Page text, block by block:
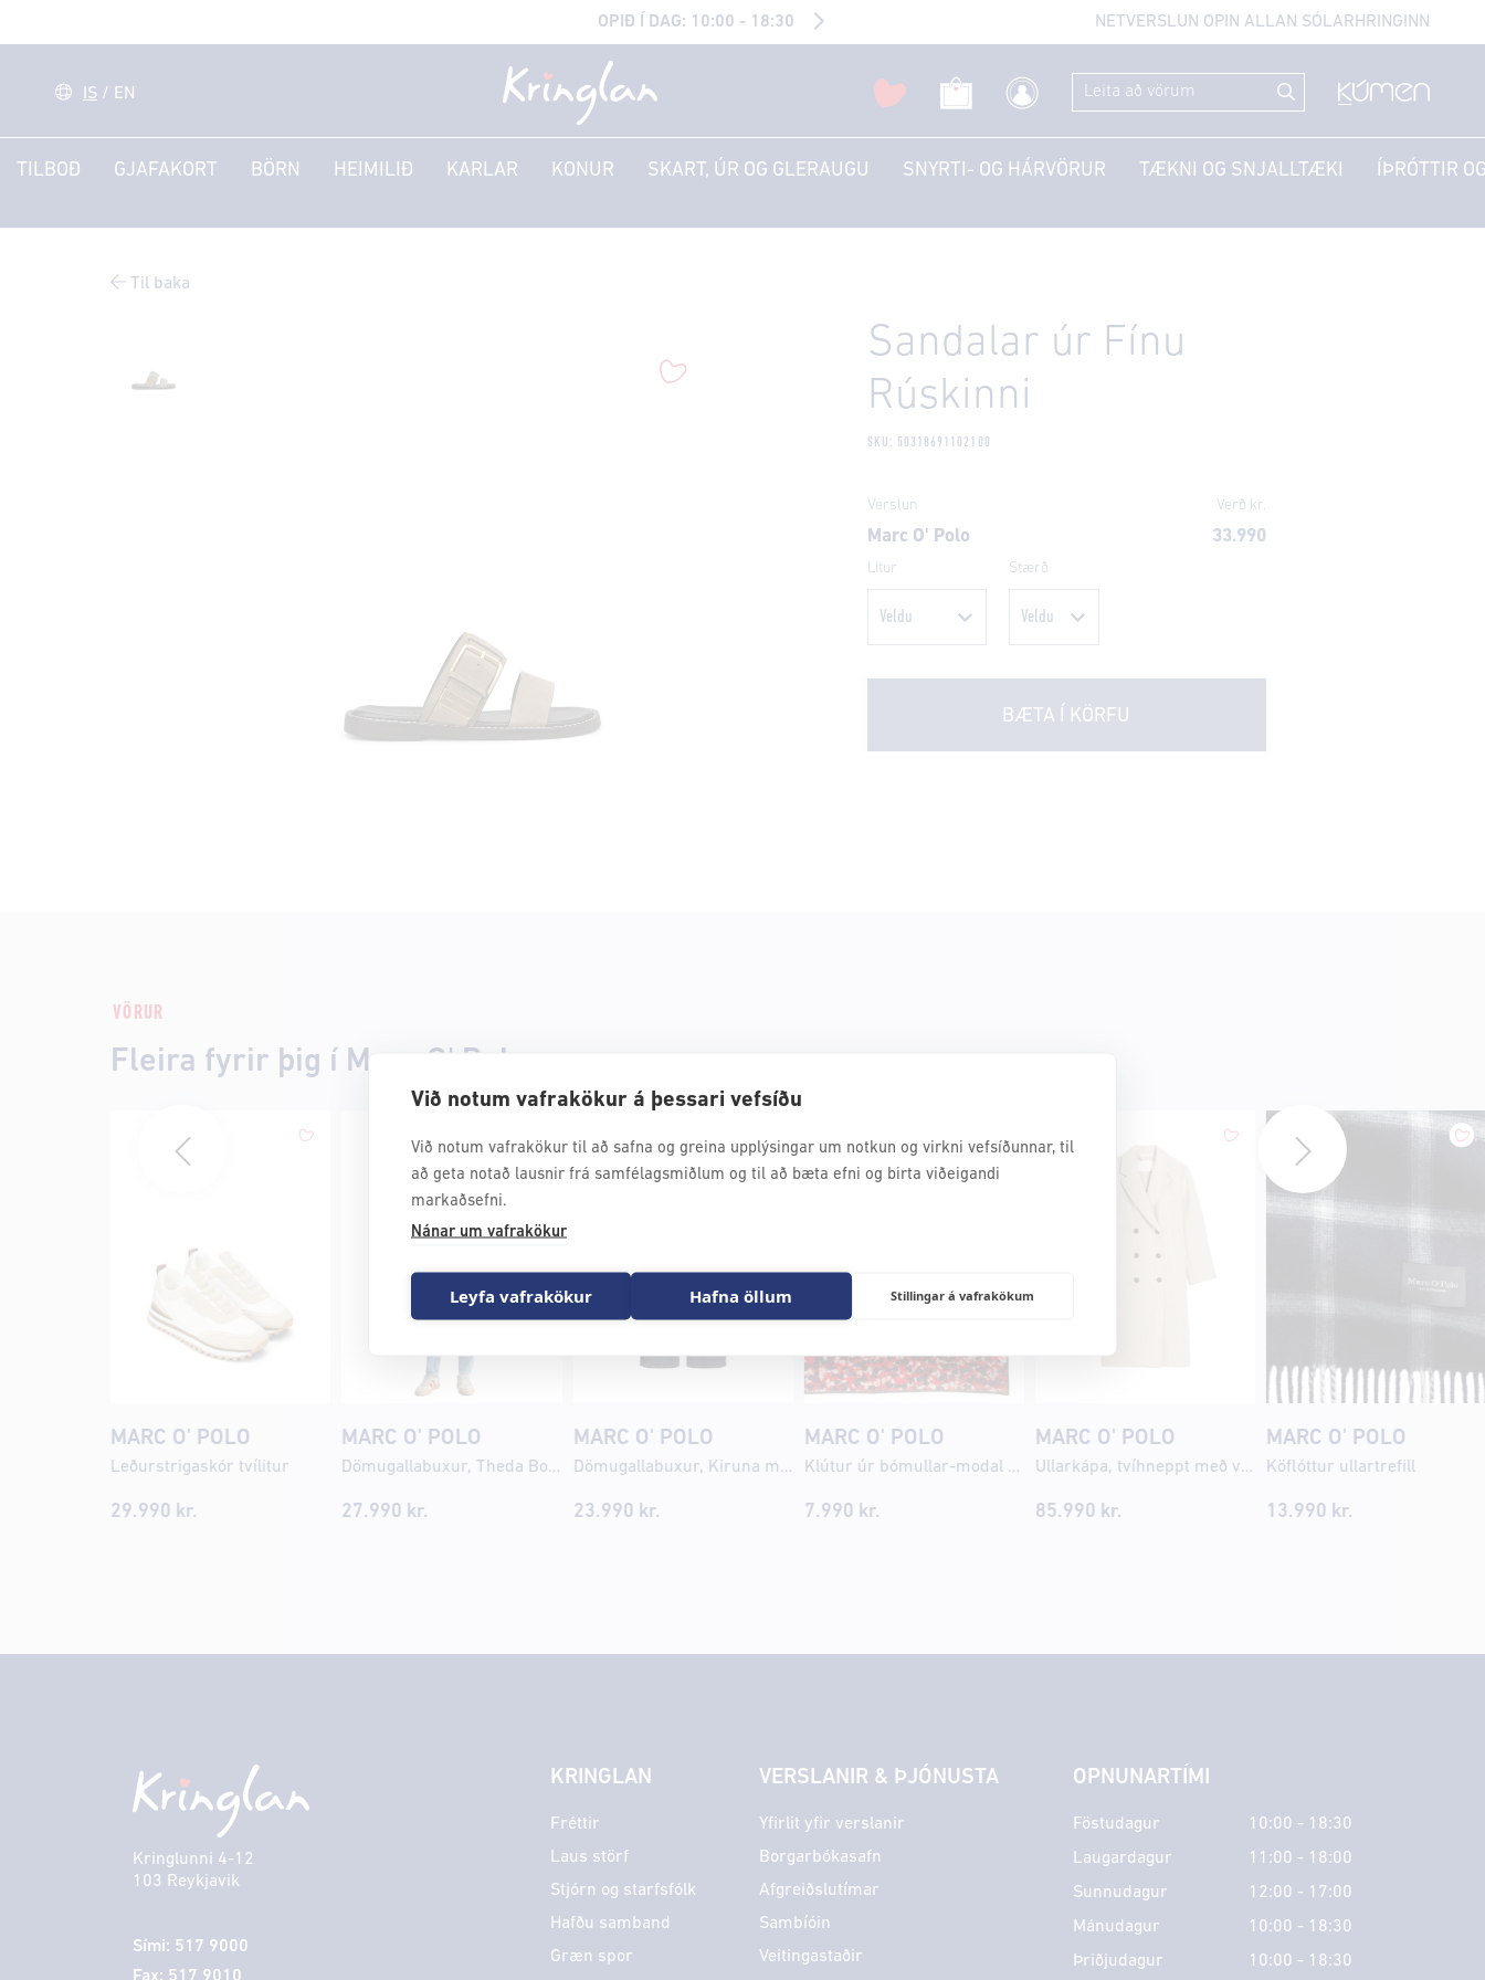
Við notum vafrakökur á þessari vefsíðu
Við notum vafrakökur til að safna og greina upplýsingar um notkun og virkni vefsíðunnar, til
að geta notað lausnir frá samfélagsmiðlum og til að bæta efni og birta viðeigandi
markaðsefni.
Nánar um vafrakökur
Leyfa vafrakökur Hafna öllum Stillingar á vafrakökum
OPIÐ Í DAG: 10:00 - 18:30 NETVERSLUN OPIN ALLAN SÓLARHRINGINN
IS / EN
TILBOÐ GJAFAKORT BÖRN HEIMILIÐ KARLAR KONUR SKART, ÚR OG GLERAUGU SNYRTI- OG HÁRVÖRUR TÆKNI OG SNJALLTÆKI ÍÞRÓTTIR
Til baka
Sandalar úr Fínu
Rúskinni
SKU: 50318691102100
Verslun Verð kr.
Marc O' Polo 33.990
Litur Stærð
BÆTA Í KÖRFU
VÖRUR
Fleira fyrir þig í Marc O' Polo
MARC O' POLO
Leðurstrigaskór tvílitur
29.990 kr.
MARC O' POLO
Dömugallabuxur, Theda Boyfriend fit, cropped sídd
27.990 kr.
MARC O' POLO
Dömugallabuxur, Kiruna með útvíðar skálmar, hátt mitti, regular sídd
23.990 kr.
MARC O' POLO
Klútur úr bómullar-modal blöndu, ýmis mynstur
7.990 kr.
MARC O' POLO
Ullarkápa, tvíhneppt með vösum
85.990 kr.
MARC O' POLO
Köflóttur ullartrefill
13.990 kr.
Kringlunni 4-12
103 Reykjavik
Sími: 517 9000
Fax: 517 9010
KRINGLAN
Fréttir
Laus störf
Stjórn og starfsfólk
Hafðu samband
Græn spor
VERSLANIR & ÞJÓNUSTA
Yfirlit yfir verslanir
Borgarbókasafn
Afgreiðslutímar
Sambíóin
Veitingastaðir
OPNUNARTÍMI
Föstudagur
10:00 - 18:30
Laugardagur
11:00 - 18:00
Sunnudagur
12:00 - 17:00
Mánudagur
10:00 - 18:30
Þriðjudagur
10:00 - 18:30